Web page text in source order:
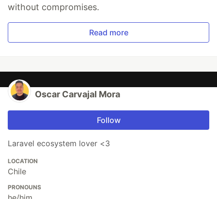
without compromises.
Read more
Oscar Carvajal Mora
Follow
Laravel ecosystem lover <3
LOCATION
Chile
PRONOUNS